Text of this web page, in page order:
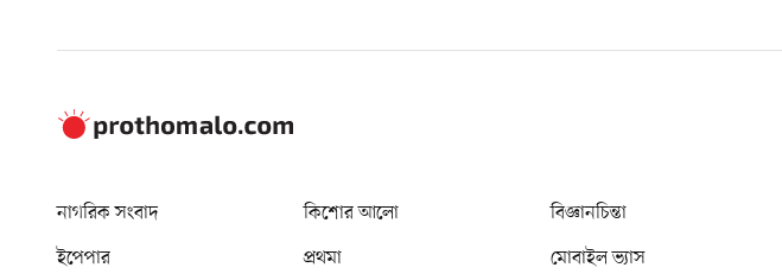
নাগরিক সংবাদ কিশোর আলো বিজ্ঞানচিন্তা
ইপেপার
প্রথমা মোবাইল ভ্যাস